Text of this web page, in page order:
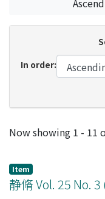
In order:
Recent
Now showing 1 - 11
Item
静脩 Vol. 25 No.